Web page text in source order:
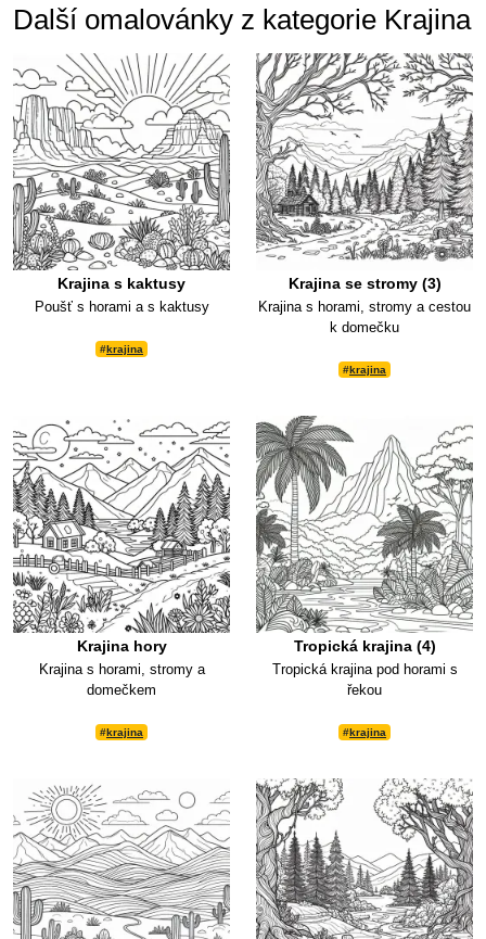
Další omalovánky z kategorie Krajina
Krajina s kaktusy
Poušť s horami a s kaktusy
#krajina
Krajina se stromy (3)
Krajina s horami, stromy a cestou
k domečku
#krajina
Krajina hory
Krajina s horami, stromy a
domečkem
#krajina
Tropická krajina (4)
Tropická krajina pod horami s
řekou
#krajina